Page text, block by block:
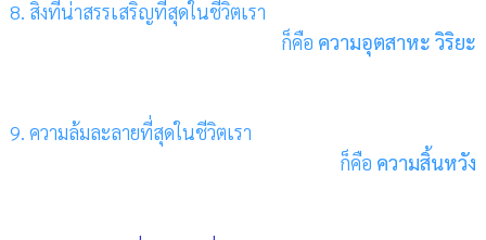
8. สิ่งที่น่าสรรเสริญที่สุดในชีวิตเรา
ก็คือ ความอุตสาหะ วิริยะ
9. ความล้มละลายที่สุดในชีวิตเรา
ก็คือ ความสิ้นหวัง